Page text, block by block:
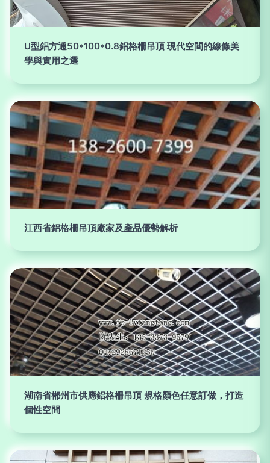
U型鋁方通50*100*0.8鋁格柵吊頂 現代空間的線條美
學與實用之選
江西省鋁格柵吊頂廠家及產品優勢解析
湖南省郴州市供應鋁格柵吊頂 規格顏色任意訂做，打造
個性空間